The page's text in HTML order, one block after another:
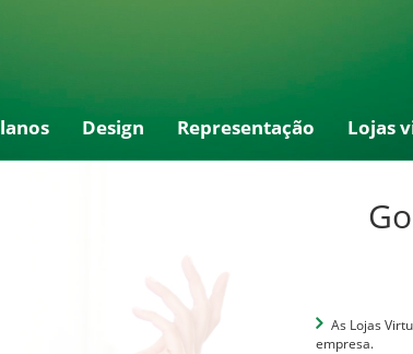
Design Representação Lojas
As Lojas
empresa.